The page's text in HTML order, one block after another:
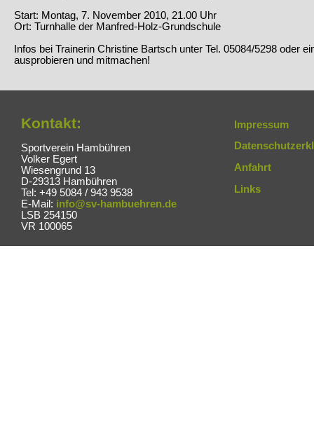
Start: Montag, 7. November 2010, 21.00 Uhr
Ort: Turnhalle der Manfred-Holz-Grundschule
Infos bei Trainerin Christine Bartsch unter Tel. 05084/5298 oder
ausprobieren und mitmachen!
Kontakt:
Sportverein Hambühren
Volker Egert
Wiesengrund 13
D-29313 Hambühren
Tel: +49 5084 / 943 9538
E-Mail: info@sv-hambuehren.de
LSB 254150
VR 100065
Impressum
Anfahrt
Links